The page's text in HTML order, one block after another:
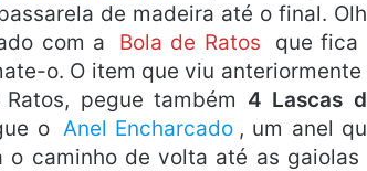
de madeira até o final.
com a
Bola de Ratos
que fica
o. O item que viu anteriormente
pegue também 4 Lascas
o Anel Encharcado , um anel
o caminho de volta até as gaiolas